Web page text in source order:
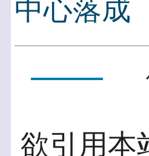
中心落成
欲引用本